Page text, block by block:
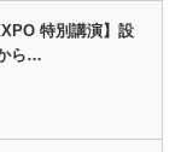
特別講演】設
ら…